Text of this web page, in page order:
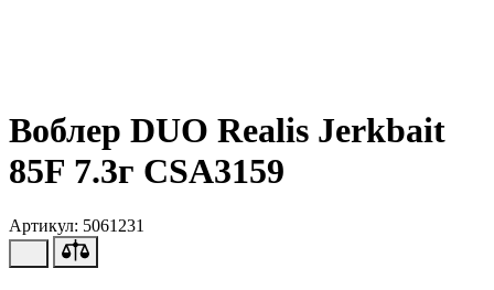
Воблер DUO Realis Jerkbait
85F 7.3г CSA3159
Артикул: 5061231